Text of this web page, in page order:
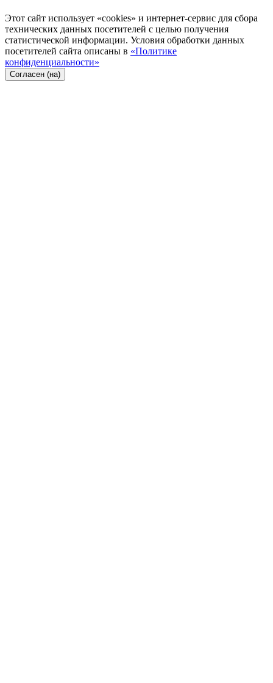
Этот сайт использует «cookies» и интернет-сервис для сбора
технических данных посетителей с целью получения
статистической информации. Условия обработки данных
посетителей сайта описаны в «Политике
конфиденциальности»
Согласен (на)